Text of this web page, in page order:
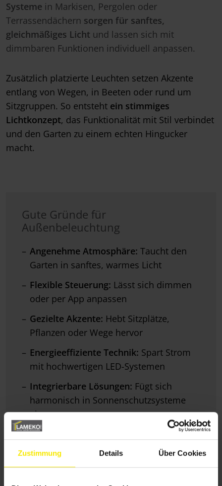
Zustimmung Details Über Cookies
Systeme in Markisen, Pergolen oder
Terrassendächern sorgen für sanftes,
gleichmäßiges Licht und lassen sich mit
dimmbaren Funktionen individuell anpassen.
Zusätzlich platzierte Leuchten setzen Akzente
entlang von Wegen, in Beeten oder rund um
Sitzgruppen. So entsteht ein stimmiges
Lichtkonzept, das Funktionalität mit Stil verbindet
und den Garten zu einem echten Hingucker
macht.
Gute Gründe für
Außenbeleuchtung
Angenehme Atmosphäre: Taucht den
Garten in sanftes, warmes Licht
Flexible Steuerung: Lässt sich dimmen
oder per App anpassen
Gezielte Akzente: Hebt Sitzplätze,
Pflanzen oder Wege hervor
Energieeffiziente Technik: Spart Strom
mit hochwertigen LED-Systemen
Integrierbare Lösungen: Fügt sich
harmonisch in Sonnenschutzsysteme
ein
Sie interessieren sich für unseren